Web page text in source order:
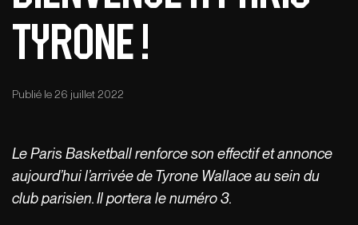
Tyrone !
Publié le 26 juillet 2022
Le Paris Basketball renforce son effectif et annonce
aujourd’hui l’arrivée de Tyrone Wallace au sein du
club parisien. Il portera le numéro 3.